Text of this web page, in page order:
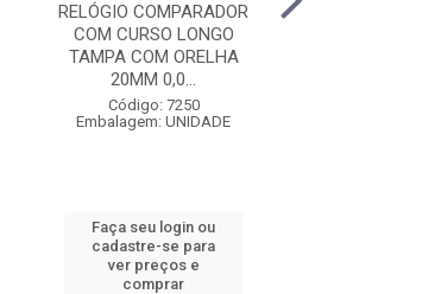
RELÓGIO COMPARADOR
COM CURSO LONGO
TAMPA COM ORELHA
20MM 0,0...
Código: 7250
Embalagem: UNIDADE
Faça seu login ou
cadastre-se para
ver preços e
comprar